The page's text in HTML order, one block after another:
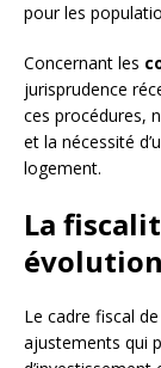
pour les
Concernant les
jurisprudence
ces procédures,
et la nécessité
logement.
La
évolution
Le cadre fiscal
ajustements qui